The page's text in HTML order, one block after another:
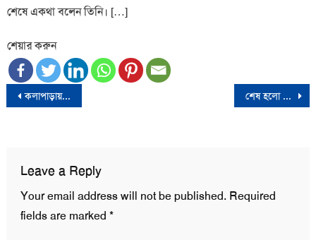
শেষে একথা বলেন তিনি। […]
শেয়ার করুন
Post
কলাপাড়ায় একই ঘর থেকে স্বামী-স্ত্রীর ঝুলন্ত মরদেহ উদ্ধার শেষ হলো ঢাকা আন্তর্জাতিক বাণিজ্য মেলার ২৮তম আসর
Leave a Reply
Your email address will not be published. Required
fields are marked *